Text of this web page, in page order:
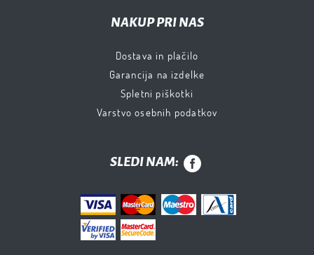
NAKUP PRI NAS
Dostava in plačilo
Garancija na izdelke
Spletni piškotki
Varstvo osebnih podatkov
SLEDI NAM: